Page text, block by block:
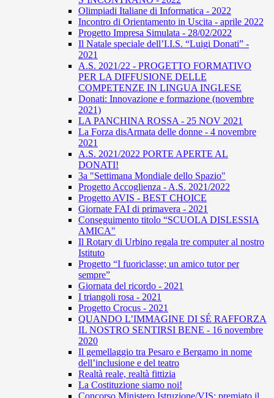
Olimpiadi Italiane di Informatica - 2022
Incontro di Orientamento in Uscita - aprile 2022
Progetto Impresa Simulata - 28/02/2022
Il Natale speciale dell’I.I.S. “Luigi Donati” -
2021
A.S. 2021/22 - PROGETTO FORMATIVO
PER LA DIFFUSIONE DELLE
COMPETENZE IN LINGUA INGLESE
Donati: Innovazione e formazione (novembre
2021)
LA PANCHINA ROSSA - 25 NOV 2021
La Forza disArmata delle donne - 4 novembre
2021
A.S. 2021/2022 PORTE APERTE AL
DONATI!
3a "Settimana Mondiale dello Spazio"
Progetto Accoglienza - A.S. 2021/2022
Progetto AVIS - BEST CHOICE
Giornate FAI di primavera - 2021
Conseguimento titolo “SCUOLA DISLESSIA
AMICA"
Il Rotary di Urbino regala tre computer al nostro
Istituto
Progetto “I fuoriclasse; un amico tutor per
sempre”
Giornata del ricordo - 2021
I triangoli rosa - 2021
Progetto Crocus - 2021
QUANDO L’IMMAGINE DI SÉ RAFFORZA
IL NOSTRO SENTIRSI BENE - 16 novembre
2020
Il gemellaggio tra Pesaro e Bergamo in nome
dell’inclusione e del teatro
Realtà reale, realtà fittizia
La Costituzione siamo noi!